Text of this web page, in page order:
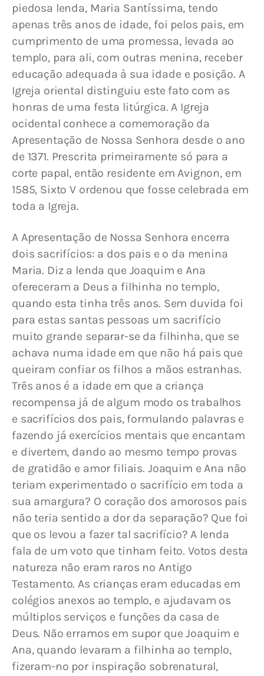
piedosa lenda, Maria Santíssima, tendo
apenas três anos de idade, foi pelos pais, em
cumprimento de uma promessa, levada ao
templo, para ali, com outras menina, receber
educação adequada à sua idade e posição. A
Igreja oriental distinguiu este fato com as
honras de uma festa litúrgica. A Igreja
ocidental conhece a comemoração da
Apresentação de Nossa Senhora desde o ano
de 1371. Prescrita primeiramente só para a
corte papal, então residente em Avignon, em
1585, Sixto V ordenou que fosse celebrada em
toda a Igreja.
A Apresentação de Nossa Senhora encerra
dois sacrifícios: a dos pais e o da menina
Maria. Diz a lenda que Joaquim e Ana
ofereceram a Deus a filhinha no templo,
quando esta tinha três anos. Sem duvida foi
para estas santas pessoas um sacrifício
muito grande separar-se da filhinha, que se
achava numa idade em que não há pais que
queiram confiar os filhos a mãos estranhas.
Três anos é a idade em que a criança
recompensa já de algum modo os trabalhos
e sacrifícios dos pais, formulando palavras e
fazendo já exercícios mentais que encantam
e divertem, dando ao mesmo tempo provas
de gratidão e amor filiais. Joaquim e Ana não
teriam experimentado o sacrifício em toda a
sua amargura? O coração dos amorosos pais
não teria sentido a dor da separação? Que foi
que os levou a fazer tal sacrifício? A lenda
fala de um voto que tinham feito. Votos desta
natureza não eram raros no Antigo
Testamento. As crianças eram educadas em
colégios anexos ao templo, e ajudavam os
múltiplos serviços e funções da casa de
Deus. Não erramos em supor que Joaquim e
Ana, quando levaram a filhinha ao templo,
fizeram-no por inspiração sobrenatural,